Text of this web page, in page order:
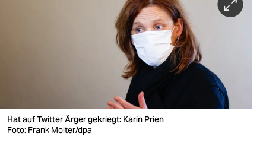
verlag
veranstaltungen
Hat auf Twitter Ärger gekriegt: Karin Prien
Foto: Frank Molter/dpa